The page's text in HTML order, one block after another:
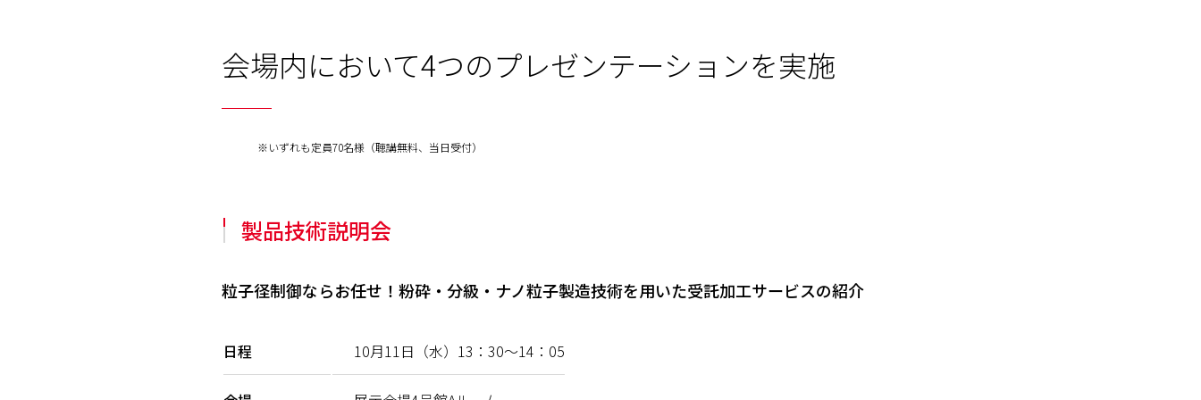
会場内において4つのプレゼンテーションを実施
※いずれも定員70名様（聴講無料、当日受付）
製品技術説明会
粒子径制御ならお任せ！粉砕・分級・ナノ粒子製造技術を用いた受託加工サービスの紹介
日程 10月11日（水）13：30～14：05